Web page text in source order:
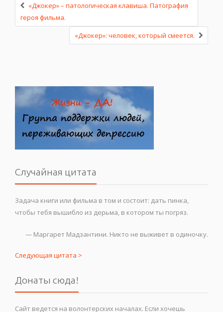
«Джокер» – патологическая клавиша. Патография
героя фильма.
«Джокер»: человек, который смеется.
Случайная цитата
Задача книги или фильма в том и состоит: дать пинка,
чтобы тебя вышибло из дерьма, в котором ты погряз.
— Маргарет Мадзантини. Никто не выживет в одиночку.
Следующая цитата >
Донаты сюда!
Сайт ведется на волонтерских началах. Если хочешь